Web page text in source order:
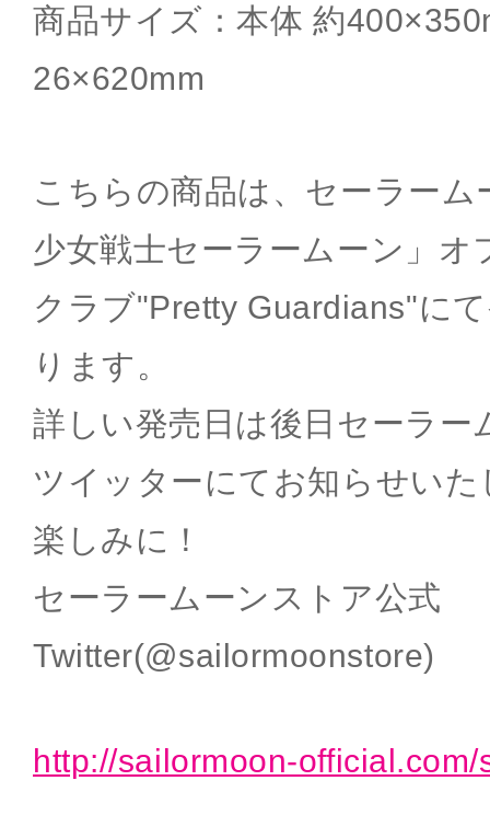
商品サイズ：本体 約
26×620mm
こちらの商品は、セーラー
少女戦士セーラームーン」オ
クラブ"Pretty Guardians"に
ります。
詳しい発売日は後日セーラー
ツイッターにてお知らせい
楽しみに！
セーラームーンストア公式
Twitter(@sailormoonstore)
http://sailormoon-official.com/